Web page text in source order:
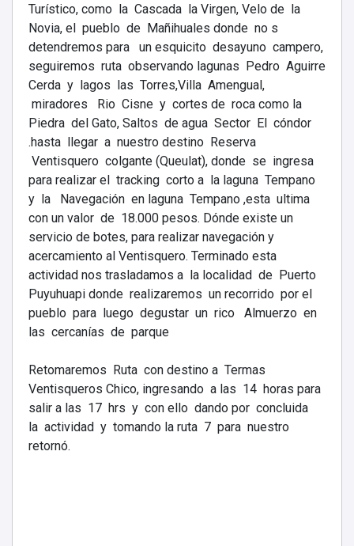
Turístico, como la Cascada la Virgen, Velo de la
Novia, el pueblo de Mañihuales donde no s
detendremos para un esquicito desayuno campero,
seguiremos ruta observando lagunas Pedro Aguirre
Cerda y lagos las Torres,Villa Amengual,
miradores Rio Cisne y cortes de roca como la
Piedra del Gato, Saltos de agua Sector El cóndor
.hasta llegar a nuestro destino Reserva
Ventisquero colgante (Queulat), donde se ingresa
para realizar el tracking corto a la laguna Tempano
y la Navegación en laguna Tempano ,esta ultima
con un valor de 18.000 pesos. Dónde existe un
servicio de botes, para realizar navegación y
acercamiento al Ventisquero. Terminado esta
actividad nos trasladamos a la localidad de Puerto
Puyuhuapi donde realizaremos un recorrido por el
pueblo para luego degustar un rico Almuerzo en
las cercanías de parque
Retomaremos Ruta con destino a Termas
Ventisqueros Chico, ingresando a las 14 horas para
salir a las 17 hrs y con ello dando por concluida
la actividad y tomando la ruta 7 para nuestro
retornó.